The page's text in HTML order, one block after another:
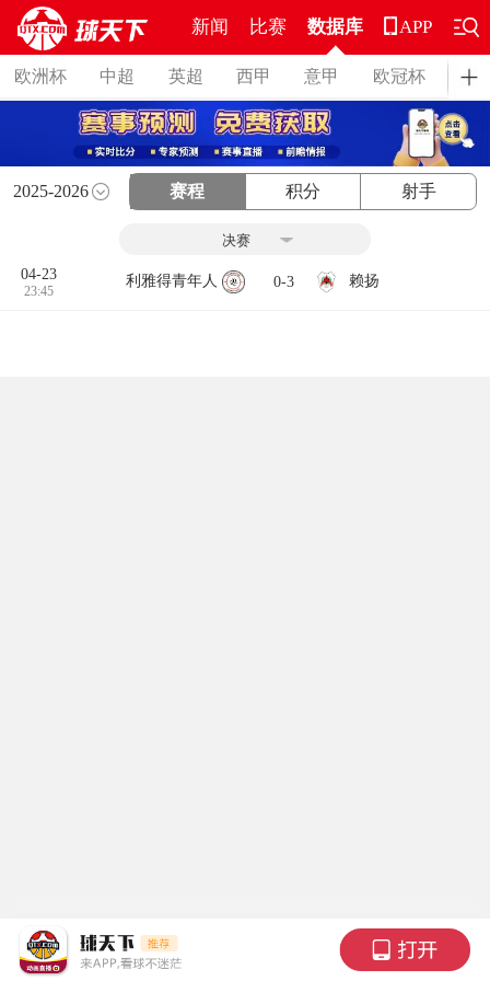
新闻 比赛 数据库
欧洲杯 中超 英超 西甲 意甲 欧冠杯 德
APP
2025-2026 赛程 积分 射手
04-23
23:45
利雅得青年人 0-3 赖扬